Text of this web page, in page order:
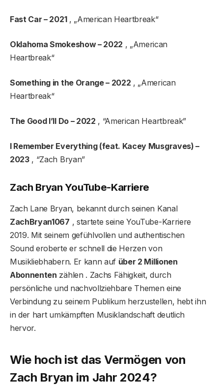
Fast Car – 2021, „American Heartbreak“
Oklahoma Smokeshow – 2022 , „American
Heartbreak“
Something in the Orange – 2022 , „American
Heartbreak“
The Good I’ll Do – 2022 , “American Heartbreak”
I Remember Everything (feat. Kacey Musgraves) –
2023, “Zach Bryan”
Zach Bryan YouTube-Karriere
Zach Lane Bryan, bekannt durch seinen Kanal
ZachBryan1067 , startete seine YouTube-Karriere
2019. Mit seinem gefühlvollen und authentischen
Sound eroberte er schnell die Herzen von
Musikliebhabern. Er kann auf über 2 Millionen
Abonnenten zählen . Zachs Fähigkeit, durch
persönliche und nachvollziehbare Themen eine
Verbindung zu seinem Publikum herzustellen, hebt ihn
in der hart umkämpften Musiklandschaft deutlich
hervor.
Wie hoch ist das Vermögen von
Zach Bryan im Jahr 2024?